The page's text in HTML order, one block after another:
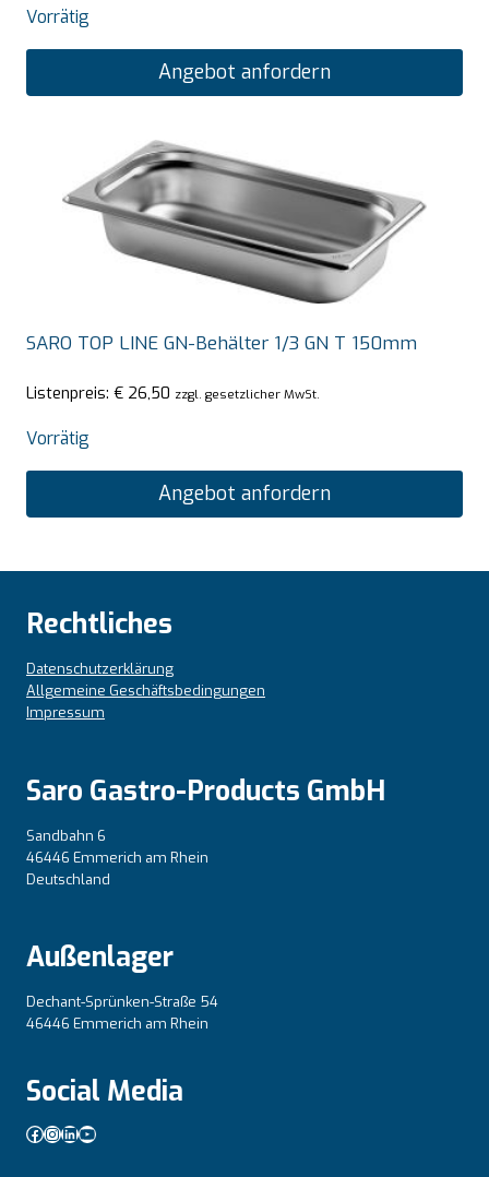
Vorrätig
Angebot anfordern
SARO TOP LINE GN-Behälter 1/3 GN T 150mm
Listenpreis: € 26,50 zzgl. gesetzlicher MwSt.
Vorrätig
Angebot anfordern
Rechtliches
Datenschutzerklärung
Allgemeine Geschäftsbedingungen
Impressum
Saro Gastro-Products GmbH
Sandbahn 6
46446 Emmerich am Rhein
Deutschland
Außenlager
Dechant-Sprünken-Straße 54
46446 Emmerich am Rhein
Social Media
Facebook
Instagram
LinkedIn
YouTube